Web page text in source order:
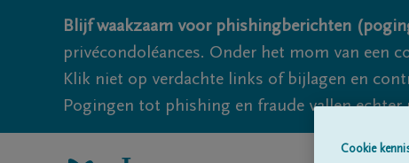
Blijf waakzaam voor phishingberichten
privécondoléances. Onder het mom van een
Klik niet op verdachte links of bijlagen en
Pogingen tot phishing en fraude vallen
Cookie